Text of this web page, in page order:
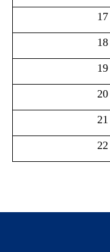
17
18
19
20
21
22